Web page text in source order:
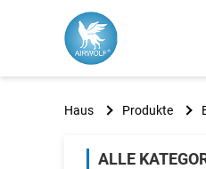
Haus Produkte
ALLE